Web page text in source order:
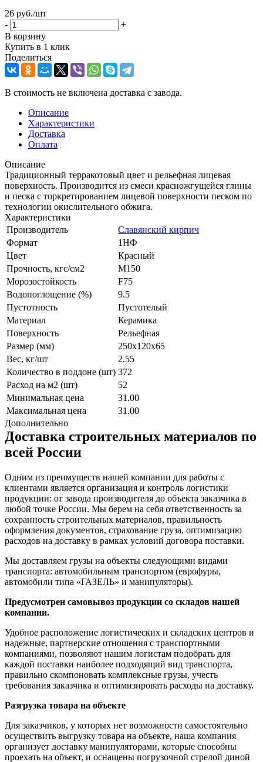
26 руб./шт
-
+
В корзину
Купить в 1 клик
Поделиться
В стоимость не включена доставка с завода.
Описание
Характеристики
Доставка
Оплата
Описание
Традиционный терракотовый цвет и рельефная лицевая
поверхность. Производится из смеси красножгущейся глины
и песка с торкретированием лицевой поверхности песком по
технологии окислительного обжига.
Характеристики
Производитель
Славянский кирпич
Формат
1НФ
Цвет
Красный
Прочность, кгс/см2
M150
Морозостойкость
F75
Водопоглощение (%)
9.5
Пустотность
Пустотелый
Материал
Керамика
Поверхность
Рельефная
Размер (мм)
250x120x65
Вес, кг/шт
2.55
Количество в поддоне (шт) 372
Расход на м2 (шт)
52
Минимальная цена
31.00
Максимальная цена
31.00
Дополнительно
Доставка строительных материалов по
всей России
Одним из преимуществ нашей компании для работы с
клиентами является организация и контроль логистики
продукции: от завода производителя до объекта заказчика в
любой точке России. Мы берем на себя ответственность за
сохранность строительных материалов, правильность
оформления документов, страхование груза, оптимизацию
расходов на доставку в рамках условий договора поставки.
Мы доставляем грузы на объекты следующими видами
транспорта: автомобильным транспортом (еврофуры,
автомобили типа «ГАЗЕЛЬ» и манипуляторы).
Предусмотрен самовывоз продукции со складов нашей
компании.
Удобное расположение логистических и складских центров и
надежные, партнерские отношения с транспортными
компаниями, позволяют нашим логистам подобрать для
каждой поставки наиболее подходящий вид транспорта,
правильно скомпоновать комплексные грузы, учесть
требования заказчика и оптимизировать расходы на доставку.
Разгрузка товара на объекте
Для заказчиков, у которых нет возможности самостоятельно
осуществить выгрузку товара на объекте, наша компания
организует доставку манипуляторами, которые способны
проехать на объект, и оснащены погрузочной стрелой диной